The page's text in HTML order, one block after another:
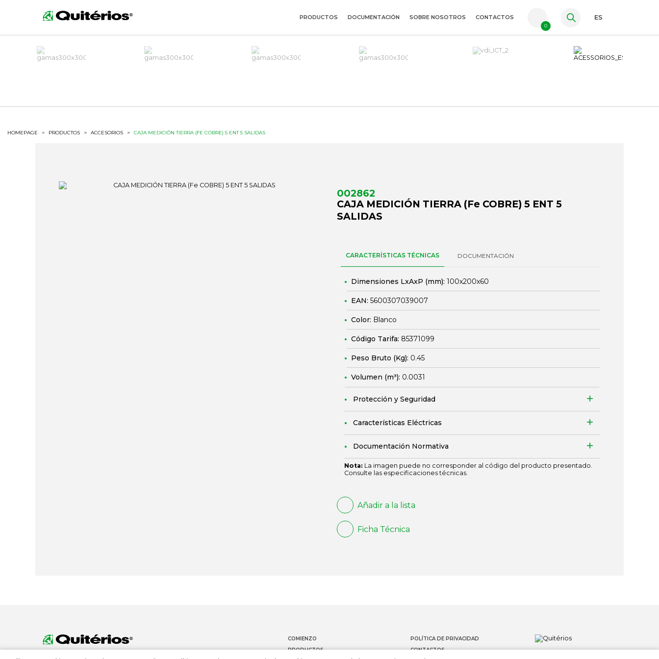
FR
PRODUCTOS DOCUMENTACIÓN SOBRE NOSOTROS CONTACTOS
0
ES
HOMEPAGE > PRODUCTOS > ACCESORIOS > CAJA MEDICIÓN TIERRA (FE COBRE) 5 ENT 5 SALIDAS
002862
CAJA MEDICIÓN TIERRA (Fe COBRE) 5 ENT 5
SALIDAS
CARACTERÍSTICAS TÉCNICAS DOCUMENTACIÓN
Dimensiones LxAxP (mm): 100x200x60
EAN: 5600307039007
Color: Blanco
Código Tarifa: 85371099
Peso Bruto (Kg): 0.45
Volumen (m³): 0.0031
Protección y Seguridad
Características Eléctricas
Documentación Normativa
Nota: La imagen puede no corresponder al código del producto presentado.
Consulte las especificaciones técnicas.
Añadir a la lista
Ficha Técnica
COMIENZO
PRODUCTOS
POLÍTICA DE PRIVACIDAD
CONTACTOS